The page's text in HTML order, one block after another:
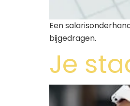
Een
bijgedragen.
Je